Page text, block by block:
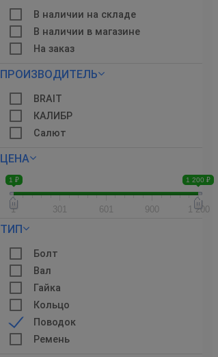
В наличии на складе
В наличии в магазине
На заказ
ПРОИЗВОДИТЕЛЬ
BRAIT
КАЛИБР
Салют
ЦЕНА
1 ₽ 1 200 ₽
1 301 601 900 1 200
ТИП
Болт
Вал
Гайка
Кольцо
Поводок
Ремень